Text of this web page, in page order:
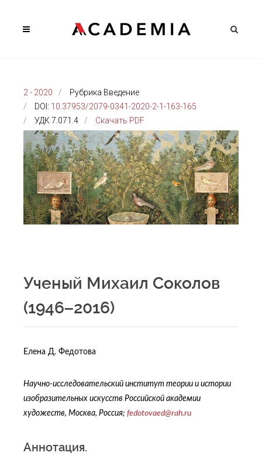
2 - 2020
Рубрика Введение
DOI: 10.37953/2079-0341-2020-2-1-163-165
УДК 7.071.4
Скачать PDF
Ученый Михаил Соколов
(1946–2016)
Елена Д. Федотова
Научно-исследовательский институт теории и истории
изобразительных искусств Российской академии
художеств, Москва, Россия; fedotovaed@rah.ru
Аннотация.